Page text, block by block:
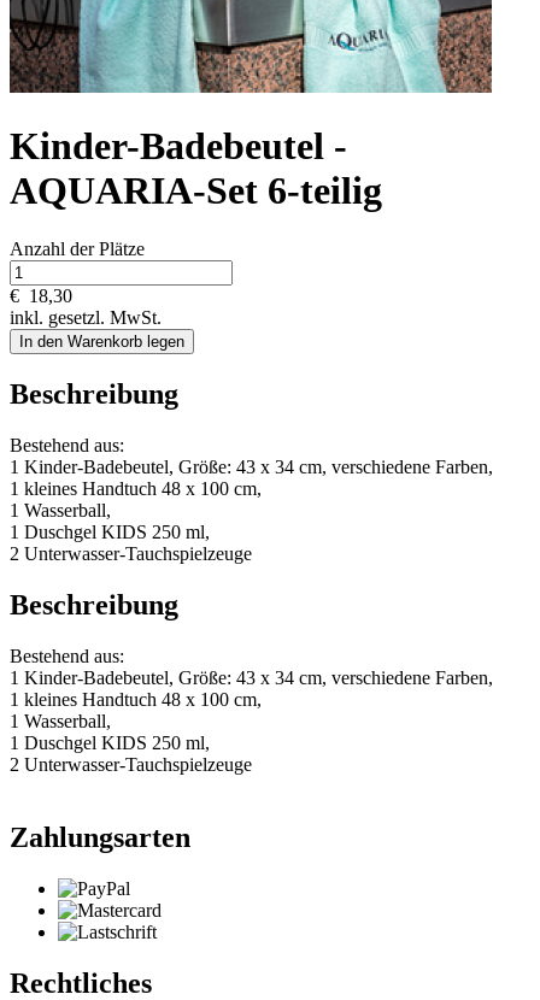
Kinder-Badebeutel -
AQUARIA-Set 6-teilig
Anzahl der Plätze
€ 18,30
inkl. gesetzl. MwSt.
In den Warenkorb legen
Beschreibung
Bestehend aus:
1 Kinder-Badebeutel, Größe: 43 x 34 cm, verschiedene Farben,
1 kleines Handtuch 48 x 100 cm,
1 Wasserball,
1 Duschgel KIDS 250 ml,
2 Unterwasser-Tauchspielzeuge
Beschreibung
Bestehend aus:
1 Kinder-Badebeutel, Größe: 43 x 34 cm, verschiedene Farben,
1 kleines Handtuch 48 x 100 cm,
1 Wasserball,
1 Duschgel KIDS 250 ml,
2 Unterwasser-Tauchspielzeuge
Zahlungsarten
Rechtliches